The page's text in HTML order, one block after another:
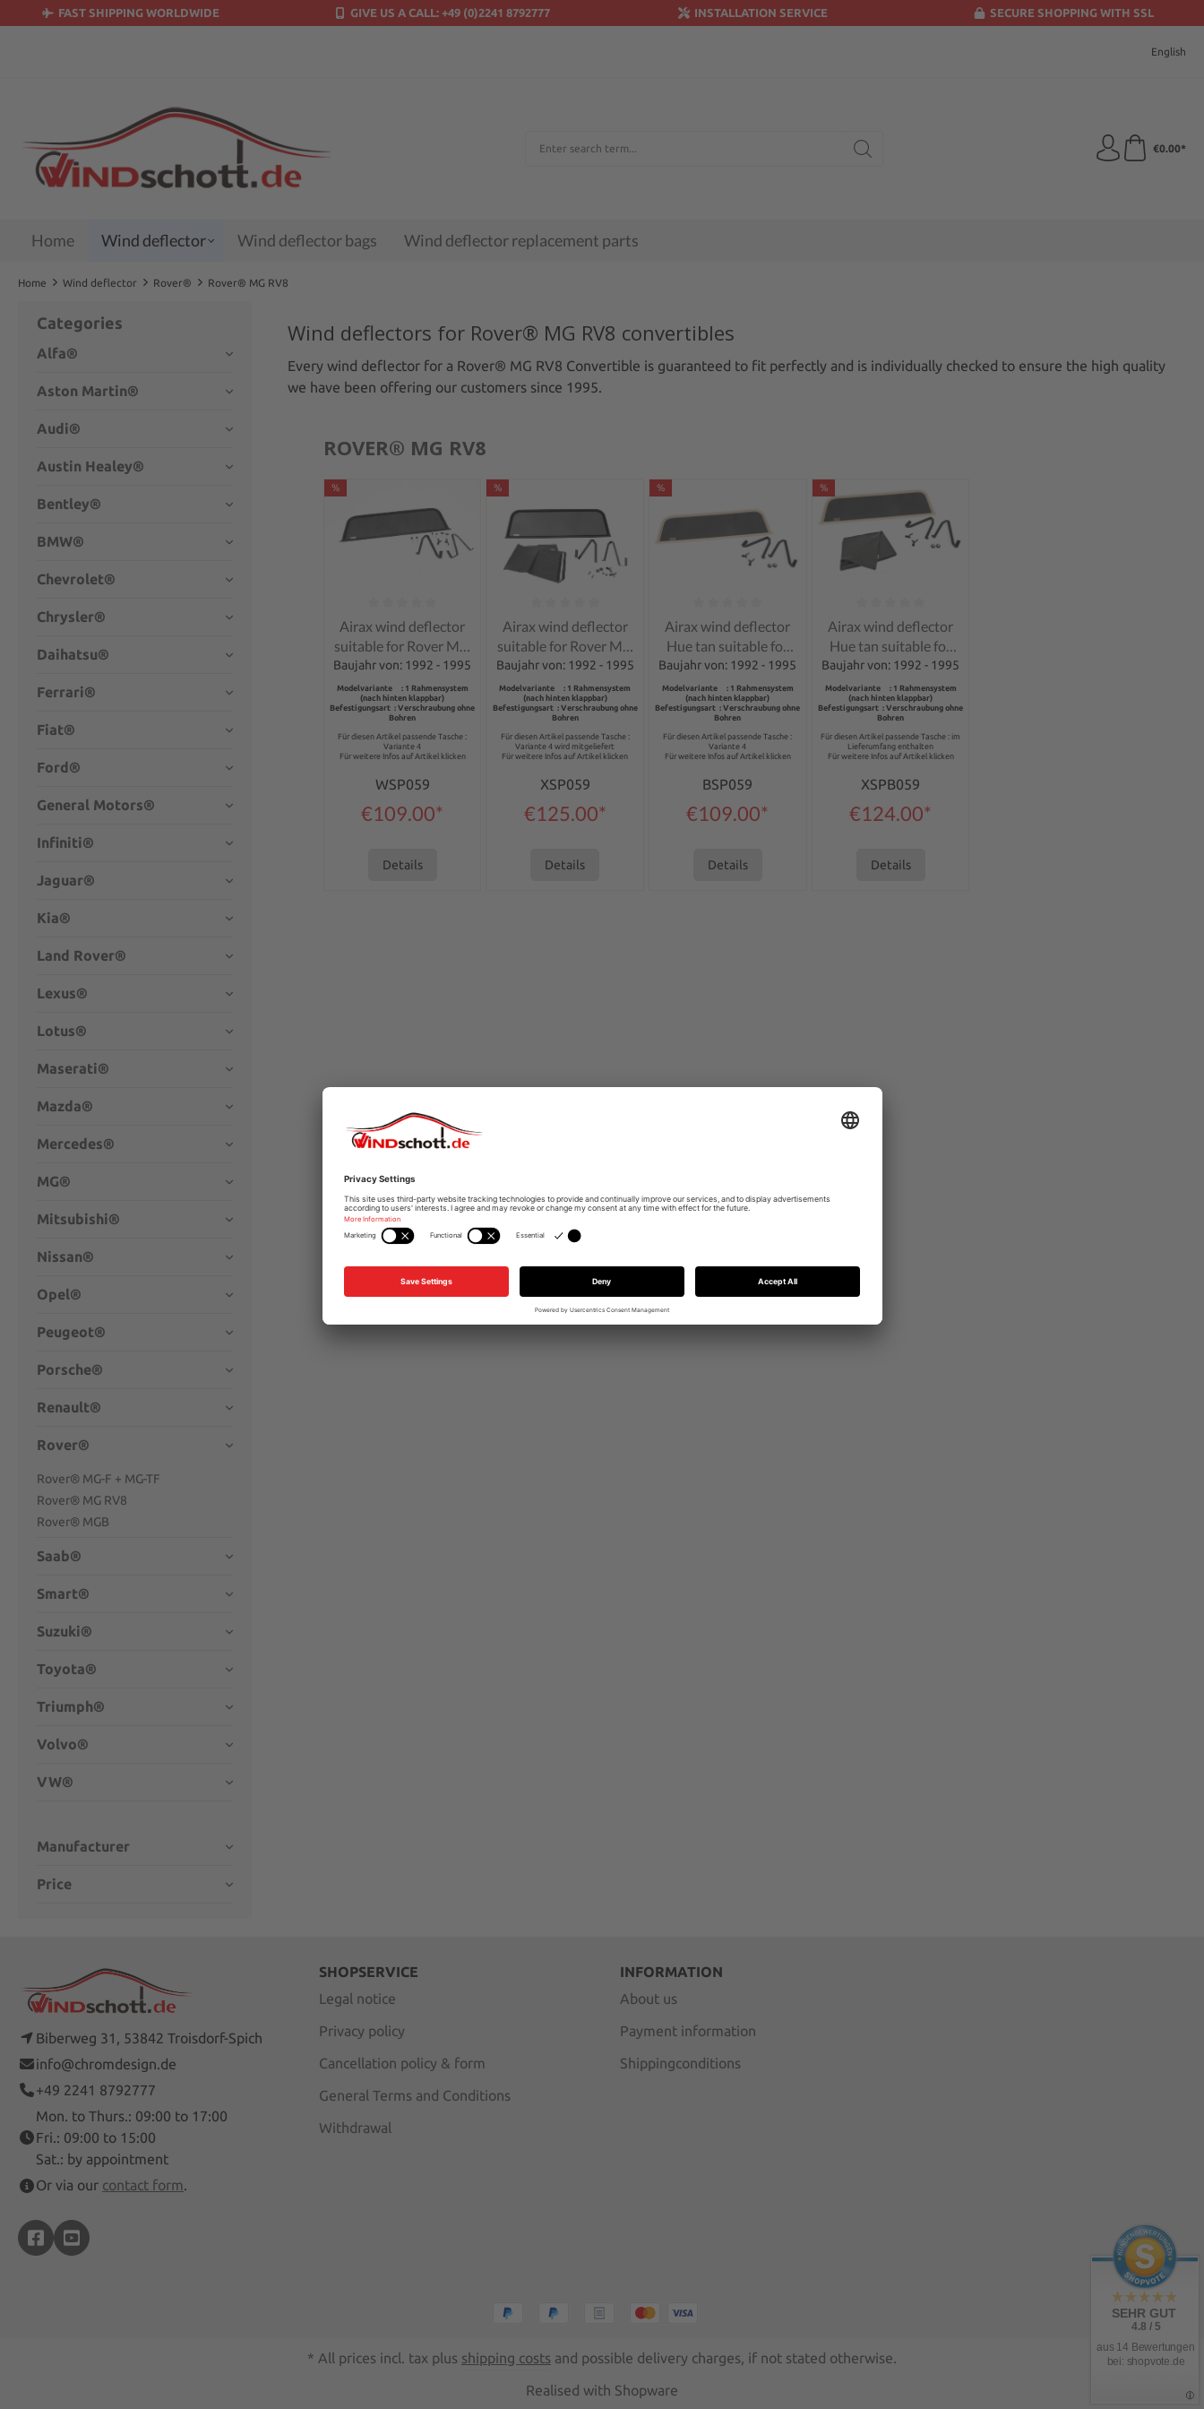
Skip to main navigation
FAST SHIPPING WORLDWIDE GIVE US A CALL: +49 (0)2241 8792777 INSTALLATION SERVICE SECURE SHOPPING WITH SSL
English
€0.00*
Home Wind deflector Wind deflector bags Wind deflector replacement parts
Home Wind deflector Rover® Rover® MG RV8
Categories
Alfa®
Aston Martin®
Audi®
Austin Healey®
Bentley®
BMW®
Chevrolet®
Chrysler®
Daihatsu®
Ferrari®
Fiat®
Ford®
General Motors®
Infiniti®
Jaguar®
Kia®
Land Rover®
Lexus®
Lotus®
Maserati®
Mazda®
Mercedes®
MG®
Mitsubishi®
Nissan®
Opel®
Peugeot®
Porsche®
Renault®
Rover®
Rover® MG-F + MG-TF
Rover® MG RV8
Rover® MGB
Saab®
Smart®
Suzuki®
Toyota®
Triumph®
Volvo®
VW®
Manufacturer
Price
Wind deflectors for Rover® MG RV8 convertibles
Every wind deflector for a Rover® MG RV8 Convertible is guaranteed to fit perfectly and is individually checked to ensure the high quality
we have been offering our customers since 1995.
ROVER® MG RV8
%
Average rating of 0 out of 5 stars
Airax wind deflector
suitable for Rover MG
RV8
Baujahr von: 1992 - 1995
Modelvariante : 1 Rahmensystem
(nach hinten klappbar)
Befestigungsart : Verschraubung ohne
Bohren
Für diesen Artikel passende Tasche :
Variante 4
Für weitere Infos auf Artikel klicken
WSP059
€109.00*
Details
%
Average rating of 0 out of 5 stars
Airax wind deflector
suitable for Rover MG
RV8
Baujahr von: 1992 - 1995
Modelvariante : 1 Rahmensystem
(nach hinten klappbar)
Befestigungsart : Verschraubung ohne
Bohren
Für diesen Artikel passende Tasche :
Variante 4 wird mitgeliefert
Für weitere Infos auf Artikel klicken
XSP059
€125.00*
Details
%
Average rating of 0 out of 5 stars
Airax wind deflector
Hue tan suitable for
Rover MG RV8
Baujahr von: 1992 - 1995
Modelvariante : 1 Rahmensystem
(nach hinten klappbar)
Befestigungsart : Verschraubung ohne
Bohren
Für diesen Artikel passende Tasche :
Variante 4
Für weitere Infos auf Artikel klicken
BSP059
€109.00*
Details
%
Average rating of 0 out of 5 stars
Airax wind deflector
Hue tan suitable for
Rover MG RV8
Baujahr von: 1992 - 1995
Modelvariante : 1 Rahmensystem
(nach hinten klappbar)
Befestigungsart : Verschraubung ohne
Bohren
Für diesen Artikel passende Tasche : im
Lieferumfang enthalten
Für weitere Infos auf Artikel klicken
XSPB059
€124.00*
Details
Biberweg 31, 53842 Troisdorf-Spich
info@chromdesign.de
+49 2241 8792777
Mon. to Thurs.: 09:00 to 17:00
Fri.: 09:00 to 15:00
Sat.: by appointment
Or via our contact form.
SHOPSERVICE
Legal notice
Privacy policy
Cancellation policy & form
General Terms and Conditions
Withdrawal
INFORMATION
About us
Payment information
Shippingconditions
* All prices incl. tax plus shipping costs and possible delivery charges, if not stated otherwise.
Realised with Shopware
SEHR GUT
4.8 / 5
aus 14 Bewertungen
bei: shopvote.de